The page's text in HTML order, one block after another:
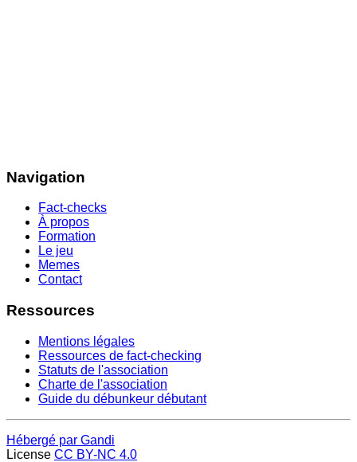
Navigation
Fact-checks
À propos
Formation
Le jeu
Memes
Contact
Ressources
Mentions légales
Ressources de fact-checking
Statuts de l'association
Charte de l'association
Guide du débunkeur débutant
Hébergé par Gandi
License CC BY-NC 4.0